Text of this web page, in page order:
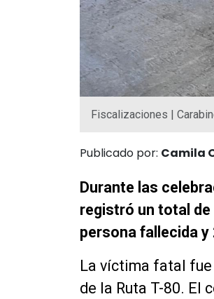
Fiscalizaciones |
Publicado por: Camila
Durante las
registró un total
persona fallecida y
La víctima fatal fue
de la Ruta T-80. El